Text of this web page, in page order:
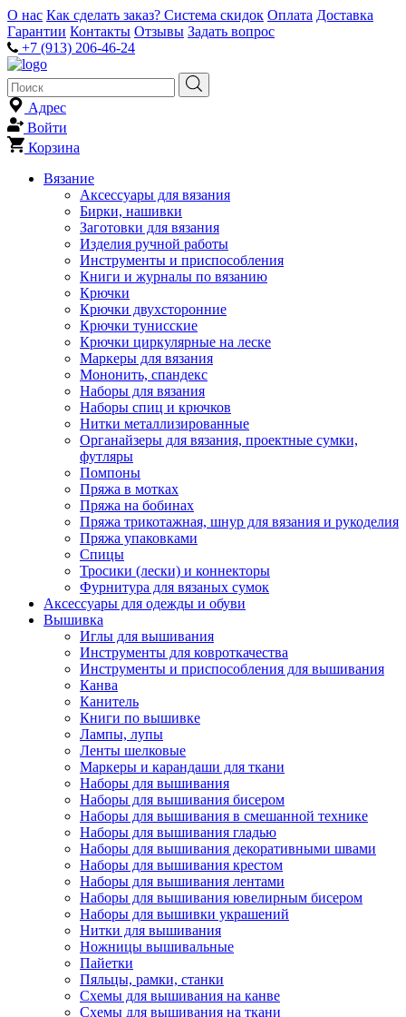
О нас Как сделать заказ? Система скидок Оплата Доставка
Гарантии Контакты Отзывы Задать вопрос
+7 (913) 206-46-24
Адрес
Войти
Корзина
Вязание
Аксессуары для вязания
Бирки, нашивки
Заготовки для вязания
Изделия ручной работы
Инструменты и приспособления
Книги и журналы по вязанию
Крючки
Крючки двухсторонние
Крючки тунисские
Крючки циркулярные на леске
Маркеры для вязания
Мононить, спандекс
Наборы для вязания
Наборы спиц и крючков
Нитки металлизированные
Органайзеры для вязания, проектные сумки,
футляры
Помпоны
Пряжа в мотках
Пряжа на бобинах
Пряжа трикотажная, шнур для вязания и рукоделия
Пряжа упаковками
Спицы
Тросики (лески) и коннекторы
Фурнитура для вязаных сумок
Аксессуары для одежды и обуви
Вышивка
Иглы для вышивания
Инструменты для ковроткачества
Инструменты и приспособления для вышивания
Канва
Канитель
Книги по вышивке
Лампы, лупы
Ленты шелковые
Маркеры и карандаши для ткани
Наборы для вышивания
Наборы для вышивания бисером
Наборы для вышивания в смешанной технике
Наборы для вышивания гладью
Наборы для вышивания декоративными швами
Наборы для вышивания крестом
Наборы для вышивания лентами
Наборы для вышивания ювелирным бисером
Наборы для вышивки украшений
Нитки для вышивания
Ножницы вышивальные
Пайетки
Пяльцы, рамки, станки
Схемы для вышивания на канве
Схемы для вышивания на ткани